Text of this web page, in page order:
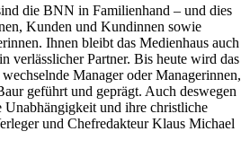
die BNN in Familienhand – und dies
Kunden und Kundinnen sowie
Ihnen bleibt das Medienhaus auch
verlässlicher Partner. Bis heute wird das
Manager oder Managerinnen,
geführt und geprägt. Auch deswegen
und ihre christliche
und Chefredakteur Klaus Michael